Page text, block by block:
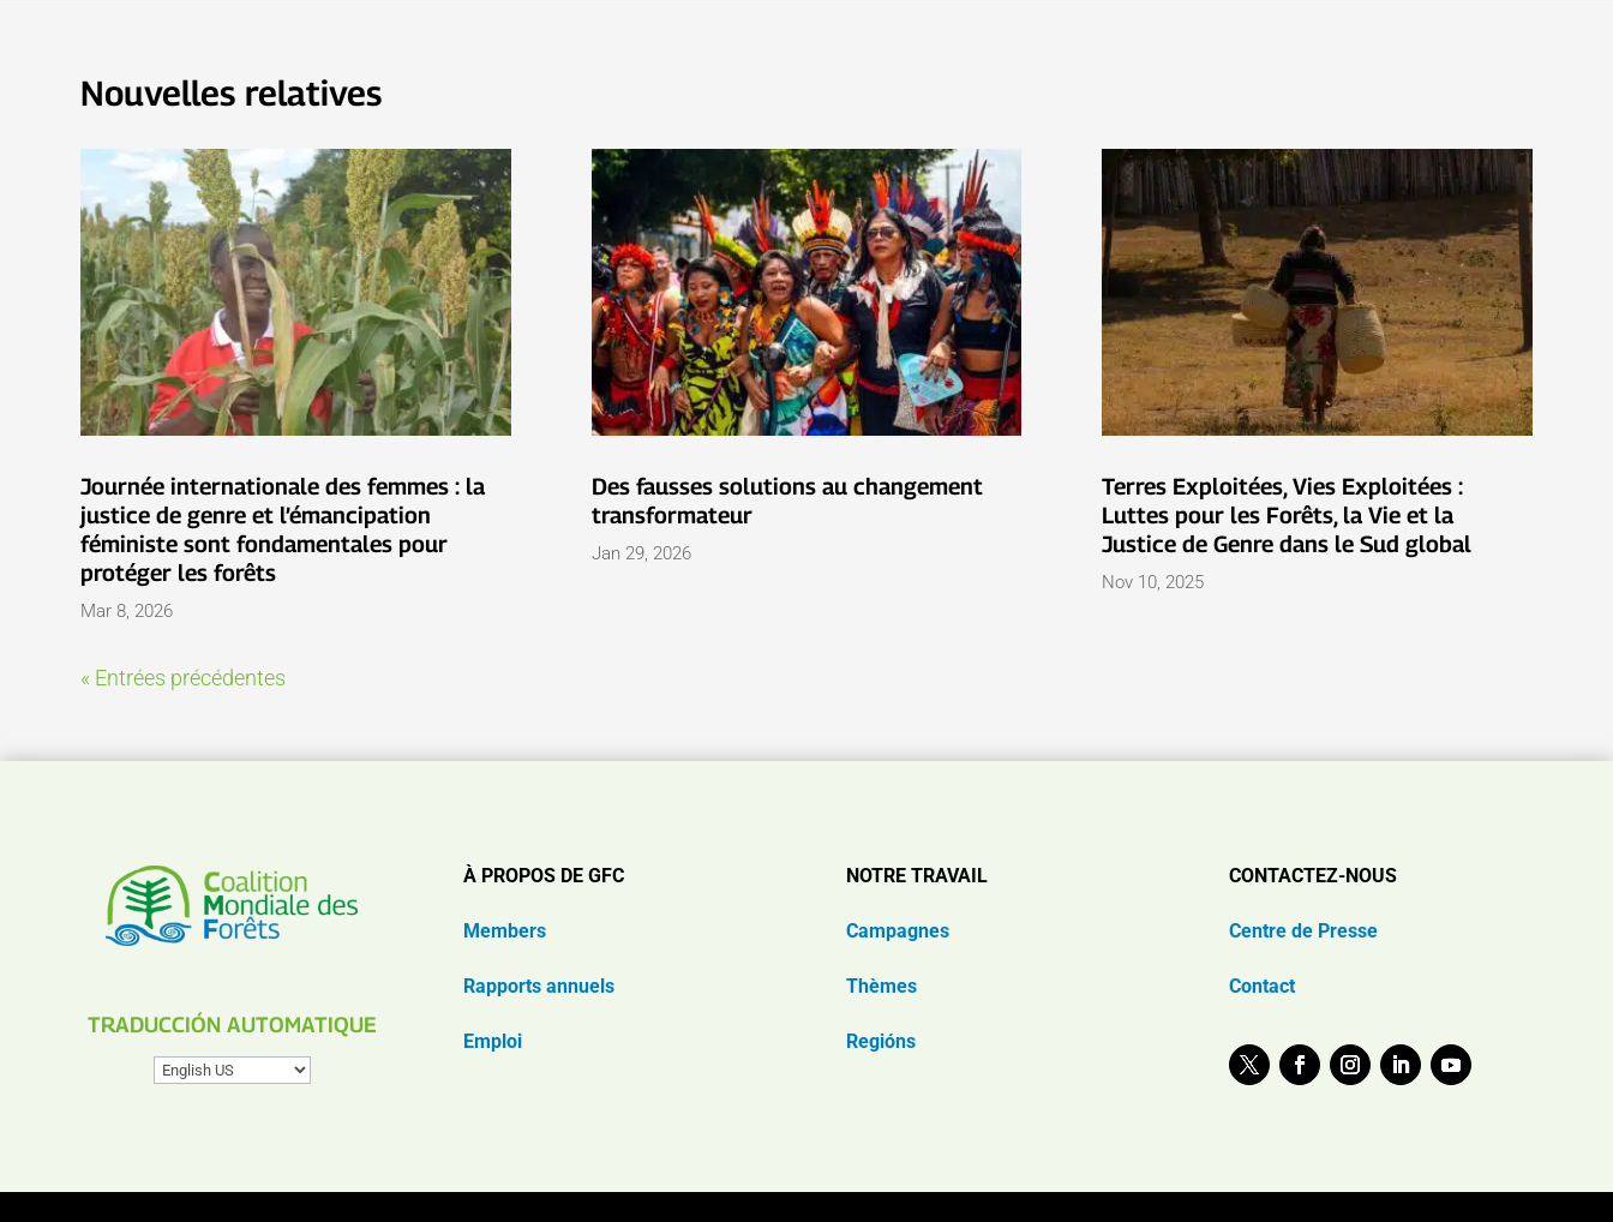
Nouvelles relatives
Journée internationale des femmes : la
justice de genre et l’émancipation
féministe sont fondamentales pour
protéger les forêts
Mar 8, 2026
Des fausses solutions au changement
transformateur
Jan 29, 2026
Terres Exploitées, Vies Exploitées :
Luttes pour les Forêts, la Vie et la
Justice de Genre dans le Sud global
Nov 10, 2025
« Entrées précédentes
TRADUCCIÓN AUTOMATIQUE
À PROPOS DE GFC
Members
Rapports annuels
Emploi
NOTRE TRAVAIL
Campagnes
Thèmes
Regións
CONTACTEZ-NOUS
Centre de Presse
Contact